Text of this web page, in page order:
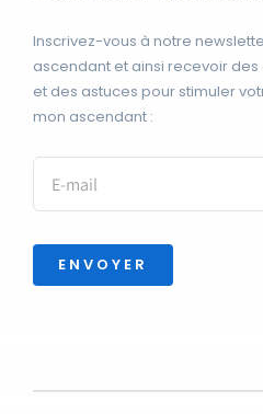
Inscrivez-vous à notre
ascendant et ainsi recevoir
et des astuces pour stimuler
mon ascendant :
ENVOYER